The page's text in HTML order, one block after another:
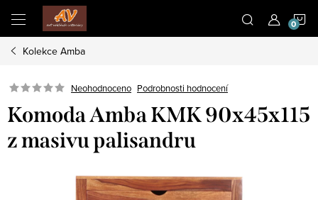
obsah
Kolekce Amba
Neohodnoceno Podrobnosti hodnocení
Komoda Amba KMK 90x45x115
z masivu palisandru